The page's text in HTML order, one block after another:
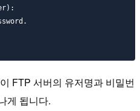
FTP 서버의 유저명과 비밀번
게 됩니다.